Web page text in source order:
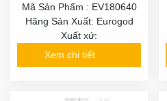
Mã Sản Phẩm : EV180640
Hãng Sản Xuất: Eurogod
Xuất xứ:
Xem chi tiết